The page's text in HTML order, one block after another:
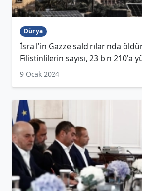
Dünya
İsrail'in Gazze saldırılarında
Filistinlilerin sayısı, 23 bin 210'a
9 Ocak 2024